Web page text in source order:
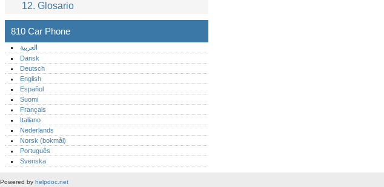
12. Glosario
810 Car Phone
العربية
Dansk
Deutsch
English
Español
Suomi
Français
Italiano
Nederlands
Norsk (bokmål)‎
Português‎
Svenska
Powered by helpdoc.net